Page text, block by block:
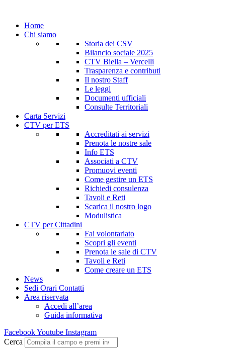
Home
Chi siamo
Storia dei CSV
Bilancio sociale 2025
CTV Biella – Vercelli
Trasparenza e contributi
Il nostro Staff
Le leggi
Documenti ufficiali
Consulte Territoriali
Carta Servizi
CTV per ETS
Accreditati ai servizi
Prenota le nostre sale
Info ETS
Associati a CTV
Promuovi eventi
Come gestire un ETS
Richiedi consulenza
Tavoli e Reti
Scarica il nostro logo
Modulistica
CTV per Cittadini
Fai volontariato
Scopri gli eventi
Prenota le sale di CTV
Tavoli e Reti
Come creare un ETS
News
Sedi Orari Contatti
Area riservata
Accedi all’area
Guida informativa
FacebookYoutube Instagram
Cerca